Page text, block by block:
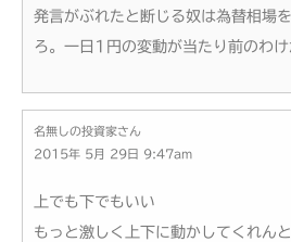
発言がぶれたと断じる奴は為替相場
ろ。一日1円の変動が当たり前のわけ
名無しの投資家さん
2015年 5月 29日 9:47am
上でも下でもいい
もっと激しく上下に動かしてくれん